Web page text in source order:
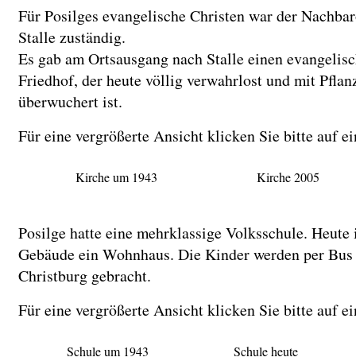
Für Posilges evangelische Christen war der
Stalle zuständig.
Es gab am Ortsausgang nach Stalle einen
Friedhof, der heute völlig verwahrlost und mit
überwuchert ist.
Für eine vergrößerte Ansicht klicken Sie bitte auf
Kirche um 1943 Kirche 2005
Posilge hatte eine mehrklassige Volksschule. Heute
Gebäude ein Wohnhaus. Die Kinder werden per
Christburg gebracht.
Für eine vergrößerte Ansicht klicken Sie bitte auf
Schule um 1943 Schule heute